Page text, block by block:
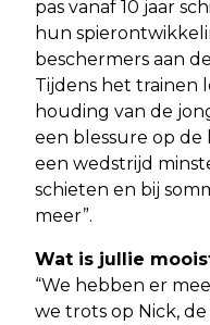
pas vanaf 10 jaar
hun
beschermers aan
Tijdens het trainen
houding van de
een blessure op de
een wedstrijd
schieten en bij
meer”.
Wat is jullie
“We hebben er
we trots op Nick,